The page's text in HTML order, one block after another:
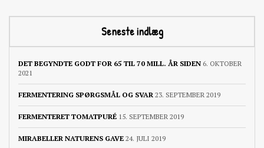
Seneste indlæg
DET BEGYNDTE GODT FOR 65 TIL 70 MILL. ÅR SIDEN 6. OKTOBER
2021
FERMENTERING SPØRGSMÅL OG SVAR 23. SEPTEMBER 2019
FERMENTERET TOMATPURÉ 15. SEPTEMBER 2019
MIRABELLER NATURENS GAVE 24. JULI 2019